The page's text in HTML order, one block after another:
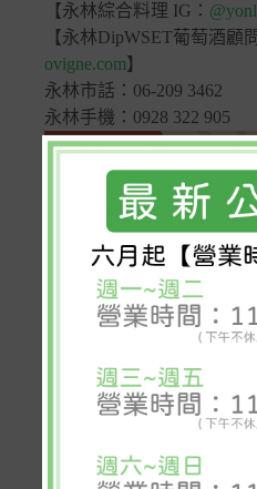
【永林綜合料理 IG：
【永林DipWSET葡萄酒顧
ovigne.com】
永林市話：06-209 3462
永林手機：0928 322 905